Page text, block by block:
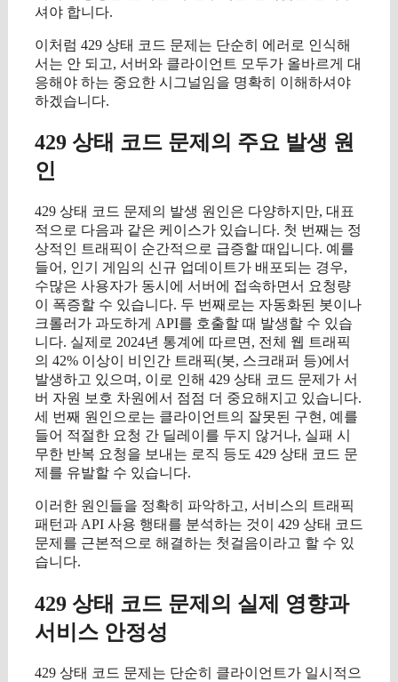
셔야 합니다.
이처럼 429 상태 코드 문제는 단순히 에러로 인식해
서는 안 되고, 서버와 클라이언트 모두가 올바르게 대
응해야 하는 중요한 시그널임을 명확히 이해하셔야
하겠습니다.
429 상태 코드 문제의 주요 발생 원
인
429 상태 코드 문제의 발생 원인은 다양하지만, 대표
적으로 다음과 같은 케이스가 있습니다. 첫 번째는 정
상적인 트래픽이 순간적으로 급증할 때입니다. 예를
들어, 인기 게임의 신규 업데이트가 배포되는 경우,
수많은 사용자가 동시에 서버에 접속하면서 요청량
이 폭증할 수 있습니다. 두 번째로는 자동화된 봇이나
크롤러가 과도하게 API를 호출할 때 발생할 수 있습
니다. 실제로 2024년 통계에 따르면, 전체 웹 트래픽
의 42% 이상이 비인간 트래픽(봇, 스크래퍼 등)에서
발생하고 있으며, 이로 인해 429 상태 코드 문제가 서
버 자원 보호 차원에서 점점 더 중요해지고 있습니다.
세 번째 원인으로는 클라이언트의 잘못된 구현, 예를
들어 적절한 요청 간 딜레이를 두지 않거나, 실패 시
무한 반복 요청을 보내는 로직 등도 429 상태 코드 문
제를 유발할 수 있습니다.
이러한 원인들을 정확히 파악하고, 서비스의 트래픽
패턴과 API 사용 행태를 분석하는 것이 429 상태 코드
문제를 근본적으로 해결하는 첫걸음이라고 할 수 있
습니다.
429 상태 코드 문제의 실제 영향과
서비스 안정성
429 상태 코드 문제는 단순히 클라이언트가 일시적으